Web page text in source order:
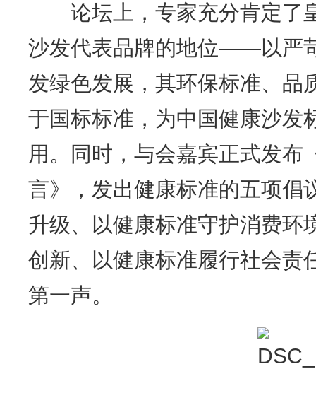
论坛上，专家充分肯定了
沙发代表品牌的地位——以严
发绿色发展，其环保标准、品
于国标标准，为中国健康沙发
用。同时，与会嘉宾正式发布
言》，发出健康标准的五项倡
升级、以健康标准守护消费环
创新、以健康标准履行社会责
第一声。